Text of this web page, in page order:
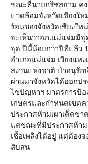
ขณะที่นายกริชสยาม ค
แวดล้อมจังหวัดเชียงใ
ร้อนของจังหวัดเชียงให
จะเห็นว่าอภ.แม่แจ่มมีจุ
จุด ปีนี้น้อยกว่าปีที่แล้ว
อำเภอแม่แจ่ม เวียงแห
สงวนแห่งชาติ ป่าอนุรัก
ผ่านมาจังหวัดได้ออกป
ไขปัญหาฯ มาตรการป้อ
เกษตรและกำหนดเขต
ประกาศห้ามเผาเด็ดขา
แต่ขณะที่มีประกาศห้าม
เชื้อเพลิงได้อยู่ แต่ต้อง
สับสน